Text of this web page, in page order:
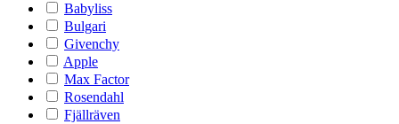
Babyliss
Bulgari
Givenchy
Apple
Max Factor
Rosendahl
Fjällräven